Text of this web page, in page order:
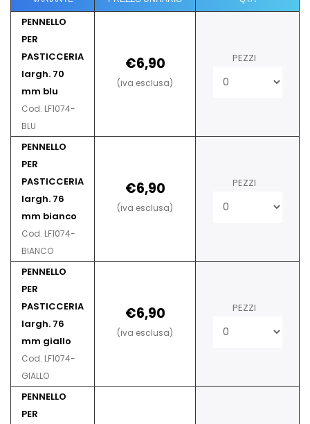
PENNELLO
PER
PASTICCERIA
largh. 70
mm blu
Cod. LF1074-
BLU
€6,90
(iva esclusa)
PEZZI
PENNELLO
PER
PASTICCERIA
largh. 76
mm bianco
Cod. LF1074-
BIANCO
€6,90
(iva esclusa)
PEZZI
PENNELLO
PER
PASTICCERIA
largh. 76
mm giallo
Cod. LF1074-
GIALLO
€6,90
(iva esclusa)
PEZZI
PENNELLO
PER